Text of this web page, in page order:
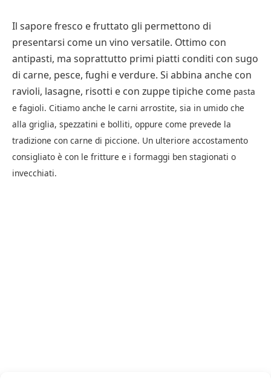
Il sapore fresco e fruttato gli permettono di
presentarsi come un vino versatile. Ottimo con
antipasti, ma soprattutto primi piatti conditi con sugo
di carne, pesce, fughi e verdure. Si abbina anche con
ravioli, lasagne, risotti e con zuppe tipiche come pasta
e fagioli. Citiamo anche le carni arrostite, sia in umido che
alla griglia, spezzatini e bolliti, oppure come prevede la
tradizione con carne di piccione. Un ulteriore accostamento
consigliato è con le fritture e i formaggi ben stagionati o
invecchiati.